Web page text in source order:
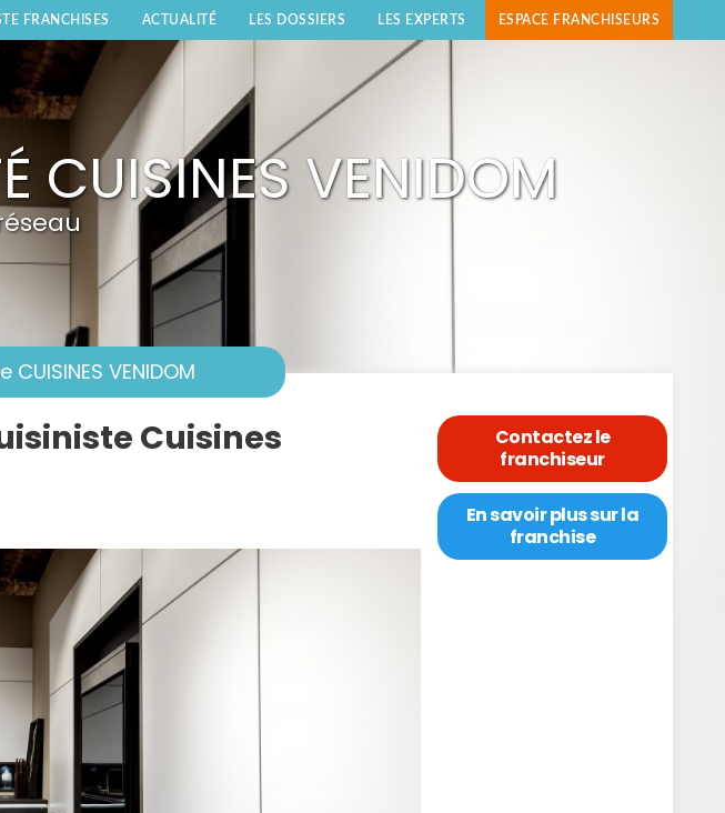
FRANCHISES ACTUALITÉ LES DOSSIERS LES EXPERTS ESPACE FRANCHISEURS
CUISINES VENIDOM
VENIDOM
Cuisines
Contactez le
franchiseur
En savoir plus sur la
franchise